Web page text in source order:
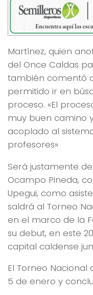
Martínez, quien
del Once Caldas
también comentó
permitido ir en
proceso. «El
muy buen camino
acoplado al
profesores»
Será justamente
Ocampo Pineda,
Upegui, como
saldrá al Torneo
en el marco de la
su debut, en este
capital caldense
El Torneo Nacional
5 de enero y